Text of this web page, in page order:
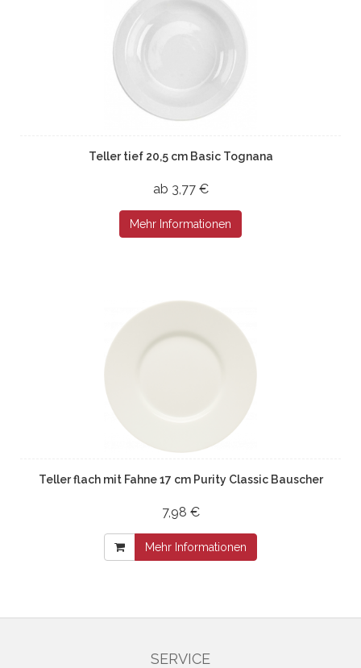
Teller tief 20,5 cm Basic Tognana
ab 3,77 €
Mehr Informationen
Teller flach mit Fahne 17 cm Purity Classic Bauscher
7,98 €
Mehr Informationen
SERVICE